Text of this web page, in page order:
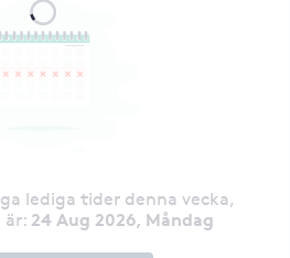
lediga tider denna vecka,
är: 24 Aug 2026, Måndag